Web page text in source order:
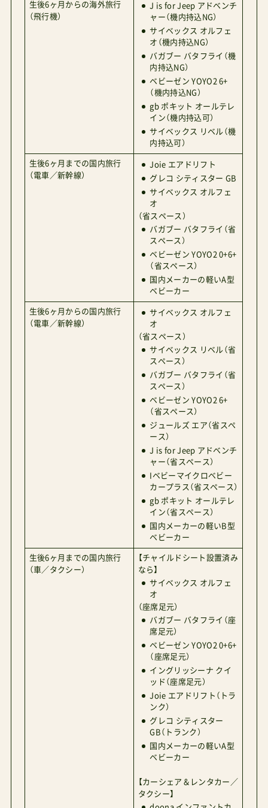
生後6ヶ月からの海外旅行
（飛行機）
J is for Jeep アドベンチ
ャー（機内持込NG）
サイベックス オルフェ
オ（機内持込NG）
バガブー バタフライ（機
内持込NG）
ベビーゼン YOYO2 6+
（機内持込NG）
gb ポキット オールテレ
イン（機内持込可）
サイベックス リベル（機
内持込可）
生後6ヶ月までの国内旅行
（電車／新幹線）
Joie エアドリフト
グレコ シティスター GB
サイベックス オルフェ
オ
（省スペース）
バガブー バタフライ（省
スペース）
ベビーゼン YOYO2 0+6+
（省スペース）
国内メーカーの軽いA型
ベビーカー
生後6ヶ月からの国内旅行
（電車／新幹線）
サイベックス オルフェ
オ
（省スペース）
サイベックス リベル（省
スペース）
バガブー バタフライ（省
スペース）
ベビーゼン YOYO2 6+
（省スペース）
ジュールズ エア（省スペ
ース）
J is for Jeep アドベンチ
ャー（省スペース）
Iベビーマイクロベビー
カープラス（省スペース）
gb ポキット オールテレ
イン（省スペース）
国内メーカーの軽いB型
ベビーカー
生後6ヶ月までの国内旅行
（車／タクシー）
【チャイルドシート設置済み
なら】
サイベックス オルフェ
オ
（座席足元）
バガブー バタフライ（座
席足元）
ベビーゼン YOYO2 0+6+
（座席足元）
イングリッシーナ クイ
ッド（座席足元）
Joie エアドリフト（トラ
ンク）
グレコ シティスター
GB（トランク）
国内メーカーの軽いA型
ベビーカー
【カーシェア＆レンタカー／
タクシー】